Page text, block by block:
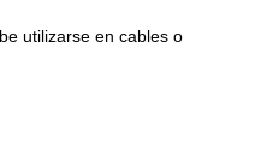
utilizarse en cables o